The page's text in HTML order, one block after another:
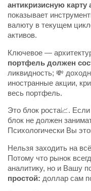
антикризисную карту
показывает
валюту в текущем
активов.
Ключевое —
портфель должен
ликвидность; 💸
иностранные акции,
весь портфель.
Это блок роста📈.
блок не должен
Психологически Вы
Нельзя заходить на
Потому что рынок
аналитику, но и Вашу
простой: доллар сам